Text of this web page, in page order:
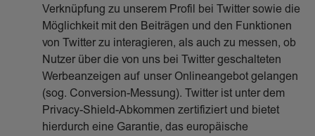
Verknüpfung zu unserem Profil bei Twitter sowie die
Möglichkeit mit den Beiträgen und den Funktionen
von Twitter zu interagieren, als auch zu messen, ob
Nutzer über die von uns bei Twitter geschalteten
Werbeanzeigen auf unser Onlineangebot gelangen
(sog. Conversion-Messung). Twitter ist unter dem
Privacy-Shield-Abkommen zertifiziert und bietet
hierdurch eine Garantie, das europäische